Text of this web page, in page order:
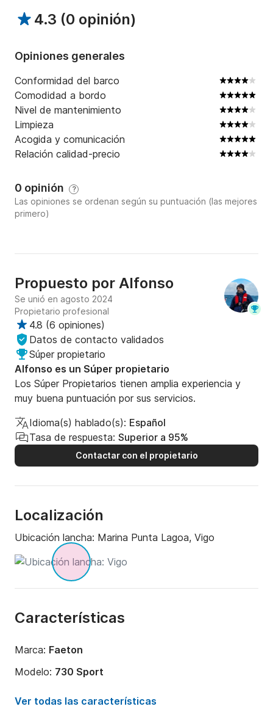
4.3 (0 opinión)
Opiniones generales
Conformidad del barco
Comodidad a bordo
Nivel de mantenimiento
Limpieza
Acogida y comunicación
Relación calidad-precio
0 opinión ?
Las opiniones se ordenan según su puntuación (las mejores
primero)
Propuesto por Alfonso
Se unió en agosto 2024
Propietario profesional
4.8 (6 opiniones)
Datos de contacto validados
Súper propietario
Alfonso es un Súper propietario
Los Súper Propietarios tienen amplia experiencia y
muy buena puntuación por sus servicios.
Idioma(s) hablado(s): Español
Tasa de respuesta: Superior a 95%
Contactar con el propietario
Localización
Ubicación lancha: Marina Punta Lagoa, Vigo
Características
Marca: Faeton
Modelo: 730 Sport
180CV
Ver todas las características